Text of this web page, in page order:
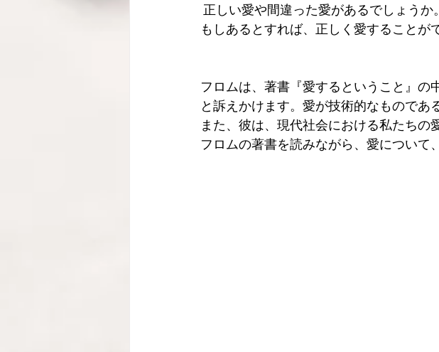
正しい愛や間違った愛があるでしょうか
もしあるとすれば、正しく愛することが
フロムは、著書『愛するということ』
と訴えかけます。愛が技術的なものであ
また、彼は、現代社会における私たちの
フロムの著書を読みながら、愛について